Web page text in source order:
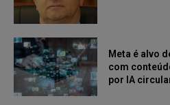
Meta é alvo
com
por IA